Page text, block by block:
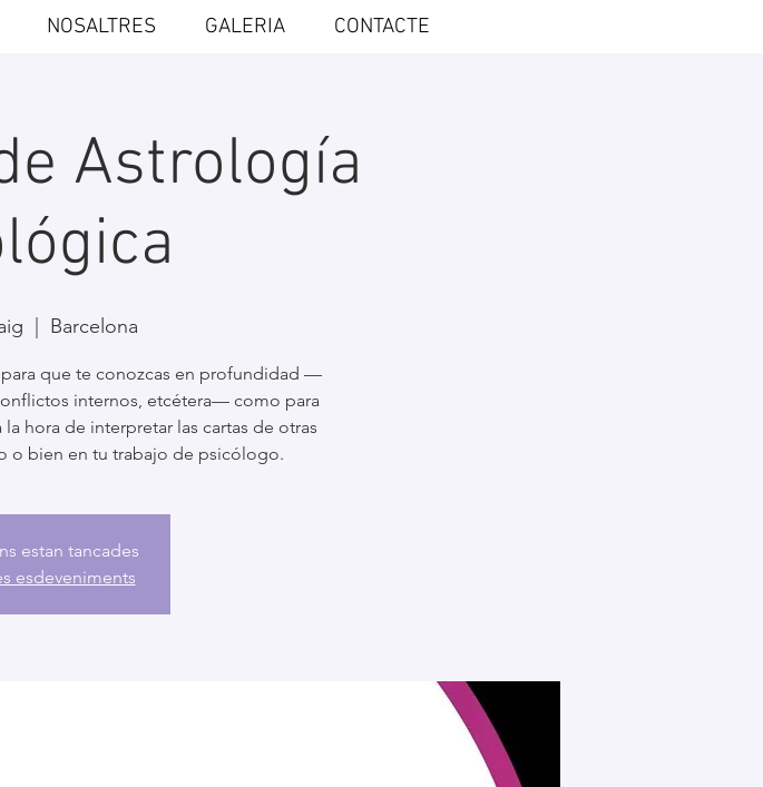
NOSALTRES GALERIA CONTACTE
Astrología
Barcelona
que te conozcas en profundidad —
internos, etcétera— como para
hora de interpretar las cartas de otras
o bien en tu trabajo de psicólogo.
estan tancades
esdeveniments